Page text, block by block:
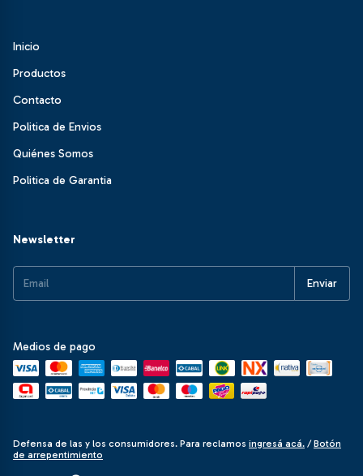
Inicio
Productos
Contacto
Politica de Envios
Quiénes Somos
Politica de Garantia
Newsletter
Medios de pago
Defensa de las y los consumidores. Para reclamos ingresá acá. / Botón
de arrepentimiento